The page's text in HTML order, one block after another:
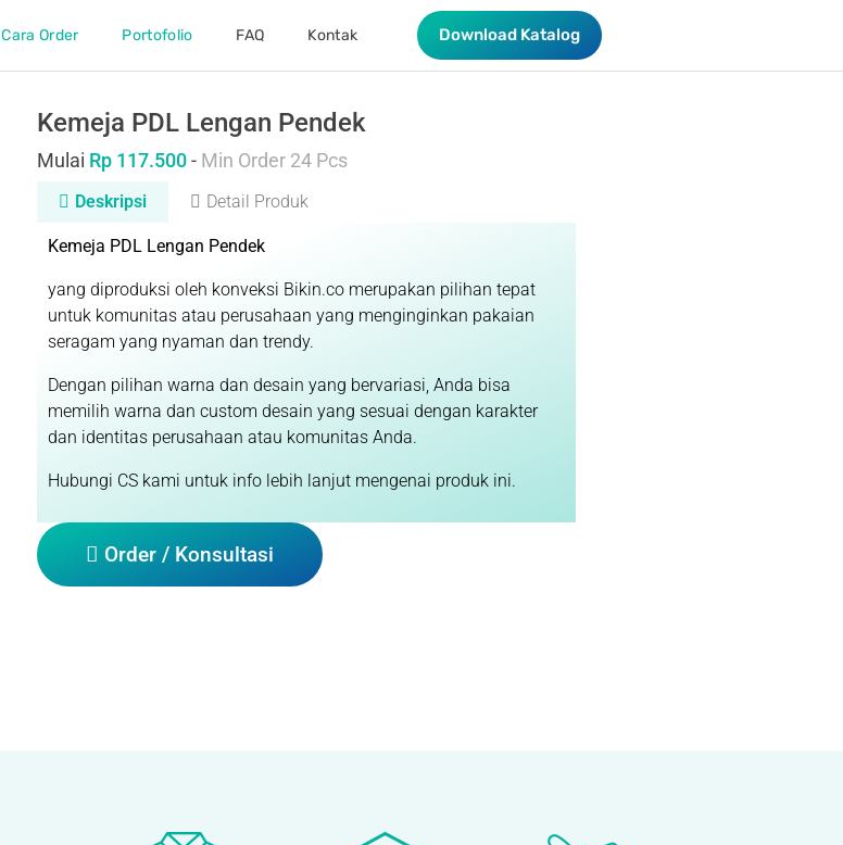
Cara Order Portofolio FAQ Kontak Download Katalog
Kemeja PDL Lengan Pendek
Mulai Rp 117.500- Min Order 24 Pcs
Deskripsi Detail Produk
Kemeja PDL Lengan Pendek
yang diproduksi oleh konveksi Bikin.co merupakan pilihan tepat
untuk komunitas atau perusahaan yang menginginkan pakaian
seragam yang nyaman dan trendy.
Dengan pilihan warna dan desain yang bervariasi, Anda bisa
memilih warna dan custom desain yang sesuai dengan karakter
dan identitas perusahaan atau komunitas Anda.
Hubungi CS kami untuk info lebih lanjut mengenai produk ini.
Order / Konsultasi